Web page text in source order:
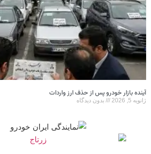
آینده بازار خودرو پس از حذف ارز واردات
ژانویه 5, 2026 بدون دیدگاه